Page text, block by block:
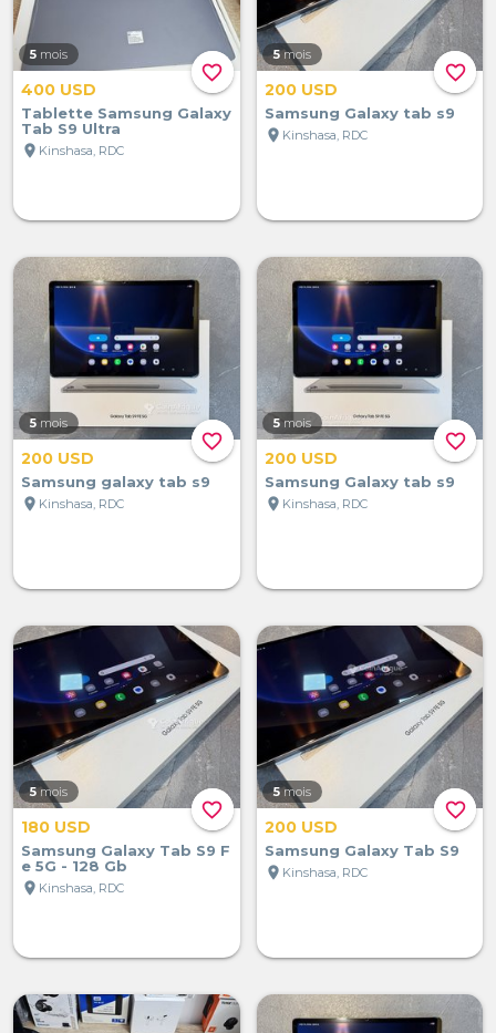
favorite_border
5 mois
400 USD
Tablette Samsung Galaxy
Tab S9 Ultra
location_on Kinshasa, RDC
favorite_border
5 mois
200 USD
Samsung Galaxy tab s9
location_on Kinshasa, RDC
favorite_border
5 mois
200 USD
Samsung galaxy tab s9
location_on Kinshasa, RDC
favorite_border
5 mois
200 USD
Samsung Galaxy tab s9
location_on Kinshasa, RDC
favorite_border
5 mois
180 USD
Samsung Galaxy Tab S9 F
e 5G - 128 Gb
location_on Kinshasa, RDC
favorite_border
5 mois
200 USD
Samsung Galaxy Tab S9
location_on Kinshasa, RDC